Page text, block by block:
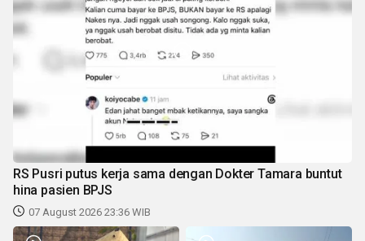
RS Pusri putus kerja sama dengan Dokter Tamara buntut
hina pasien BPJS
07 August 2026 23:36 WIB